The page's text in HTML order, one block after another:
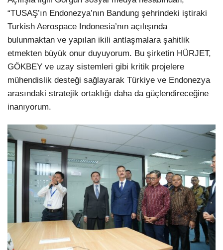
“TUSAŞ’ın Endonezya’nın Bandung şehrindeki iştiraki
Turkish Aerospace Indonesia’nın açılışında
bulunmaktan ve yapılan ikili antlaşmalara şahitlik
etmekten büyük onur duyuyorum. Bu şirketin HÜRJET,
GÖKBEY ve uzay sistemleri gibi kritik projelere
mühendislik desteği sağlayarak Türkiye ve Endonezya
arasındaki stratejik ortaklığı daha da güçlendireceğine
inanıyorum.